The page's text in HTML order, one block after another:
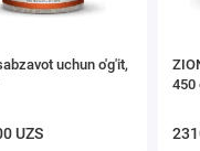
uchun o'g'it,
UZS
450